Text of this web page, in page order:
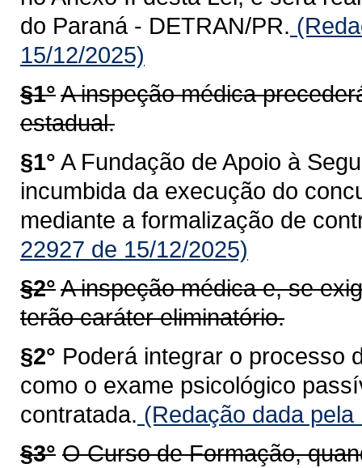
do Paraná - DETRAN/PR.
15/12/2025)
§1°A inspeção médica
estadual.
§1° A Fundação de Apoio à
incumbida da execução do
mediante a formalização de
22927 de 15/12/2025)
§2°A inspeção médica e, se
terão caráter eliminatório.
§2° Poderá integrar o processo
como o exame psicológico
contratada. (Redação dada
§3° O Curso de Formação,